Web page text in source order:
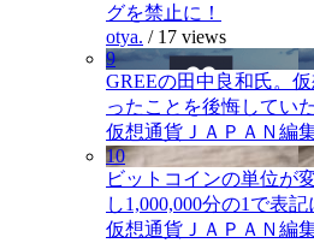
グを禁止に！
otya. / 17 views
9
GREEの田中良和氏。
ったことを後悔していた
仮想通貨ＪＡＰＡＮ編
10
ビットコインの単位が
し1,000,000分の1で表記
仮想通貨ＪＡＰＡＮ編